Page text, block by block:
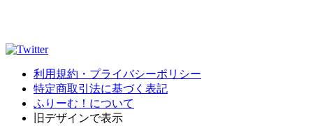
利用規約・プライバシーポリシー
特定商取引法に基づく表記
ふりーむ！について
旧デザインで表示